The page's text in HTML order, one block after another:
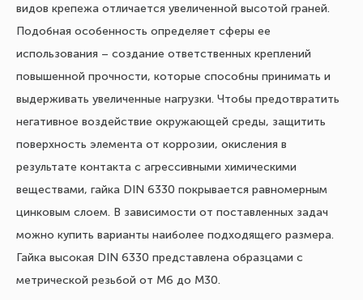
видов крепежа отличается увеличенной высотой граней.
Подобная особенность определяет сферы ее
использования – создание ответственных креплений
повышенной прочности, которые способны принимать и
выдерживать увеличенные нагрузки. Чтобы предотвратить
негативное воздействие окружающей среды, защитить
поверхность элемента от коррозии, окисления в
результате контакта с агрессивными химическими
веществами, гайка DIN 6330 покрывается равномерным
цинковым слоем. В зависимости от поставленных задач
можно купить варианты наиболее подходящего размера.
Гайка высокая DIN 6330 представлена образцами с
метрической резьбой от М6 до М30.